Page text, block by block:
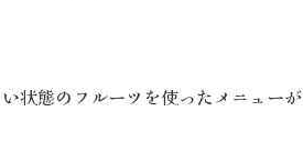
状態のフルーツを使ったメニューが